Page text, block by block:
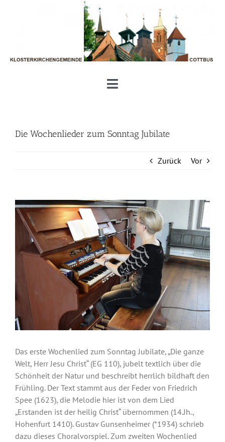
Toggle
Geben und Nehmen
Musik
Kinder & Jugend
Service und Kontakt
Die Wochenlieder zum Sonntag Jubilate
Zurück Vor
Zeige
grösseres
Bild
Das erste Wochenlied zum Sonntag Jubilate, „Die ganze
Welt, Herr Jesu Christ“ (EG 110), jubelt textlich über die
Schönheit der Natur und beschreibt herrlich bildhaft den
Frühling. Der Text stammt aus der Feder von Friedrich
Spee (1623), die Melodie hier ist von dem Lied
„Erstanden ist der heilig Christ“ übernommen (14.Jh.,
Hohenfurt 1410). Gustav Gunsenheimer (*1934) schrieb
dazu dieses Choralvorspiel. Zum zweiten Wochenlied